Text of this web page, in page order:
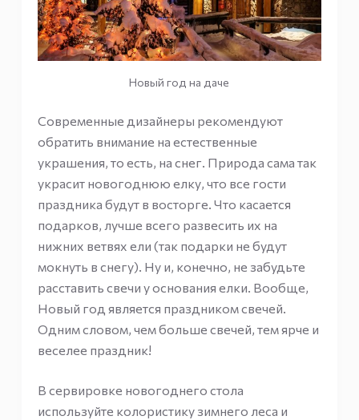
Новый год на даче
Современные дизайнеры рекомендуют
обратить внимание на естественные
украшения, то есть, на снег. Природа сама так
украсит новогоднюю елку, что все гости
праздника будут в восторге. Что касается
подарков, лучше всего развесить их на
нижних ветвях ели (так подарки не будут
мокнуть в снегу). Ну и, конечно, не забудьте
расставить свечи у основания елки. Вообще,
Новый год является праздником свечей.
Одним словом, чем больше свечей, тем ярче и
веселее праздник!
В сервировке новогоднего стола
используйте колористику зимнего леса и